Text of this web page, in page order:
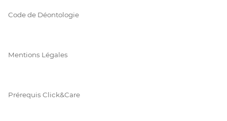
Code de Déontologie
Mentions Légales
Prérequis Click&Care